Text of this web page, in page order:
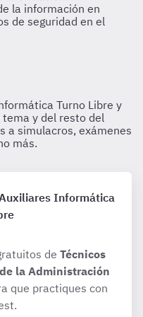
Informática
de Técnicos
la Administración
que practiques con